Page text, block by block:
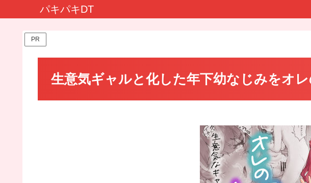
パキパキDT
PR
生意気ギャルと化した年下幼なじみをオ